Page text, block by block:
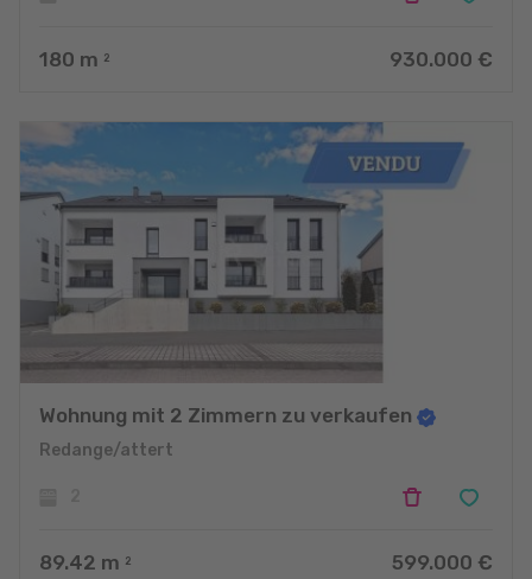
180 m 2 930.000 €
Wohnung mit 2 Zimmern zu verkaufen
Redange/attert
89.42 m 2 599.000 €